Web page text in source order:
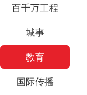
百千万工程
城事
教育
国际传播